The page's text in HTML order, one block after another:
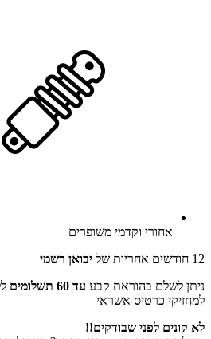
אחורי וקדמי משופרים
12 חודשים אחריות של
יבואן רשמי
ניתן לשלם בהוראת קבע עד 60 תשלומים
למחזיקי כרטיס אשראי
לא קונים לפני שבודקים!!